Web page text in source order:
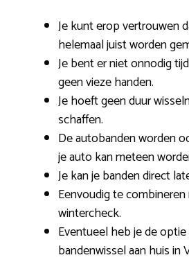
Je kunt erop vertrouwen
helemaal juist worden
Je bent er niet onnodig
geen vieze handen.
Je hoeft geen duur
schaffen.
De autobanden worden
je auto kan meteen
Je kan je banden direct
Eenvoudig te
wintercheck.
Eventueel heb je de
bandenwissel aan huis in